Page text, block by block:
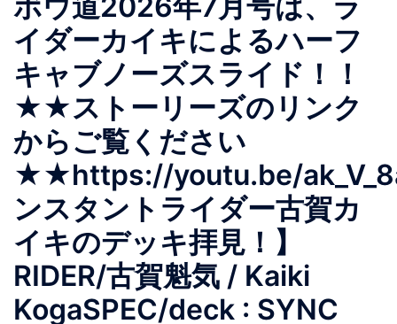
イダーカイキによるハーフ
キャブノーズスライド！！
★★ストーリーズのリンク
からご覧ください
★★https://youtu.be/
ンスタントライダー古賀カ
イキのデッキ拝見！】
RIDER/古賀魁気 / Kaiki
KogaSPEC/deck : SYNC